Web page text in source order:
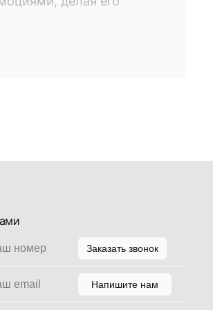
Заказать звонок
Напишите нам